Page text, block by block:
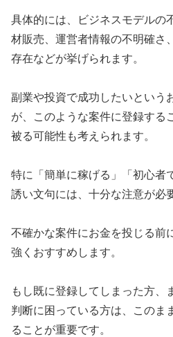
具体的には、ビジネスモデルの
材販売、運営者情報の不明確さ
存在などが挙げられます。
副業や投資で成功したいという
が、このような案件に登録する
被る可能性も考えられます。
特に「簡単に稼げる」「初心者
誘い文句には、十分な注意が必
不確かな案件にお金を投じる前
強くおすすめします。
もし既に登録してしまった方、
判断に困っている方は、このま
ることが重要です。